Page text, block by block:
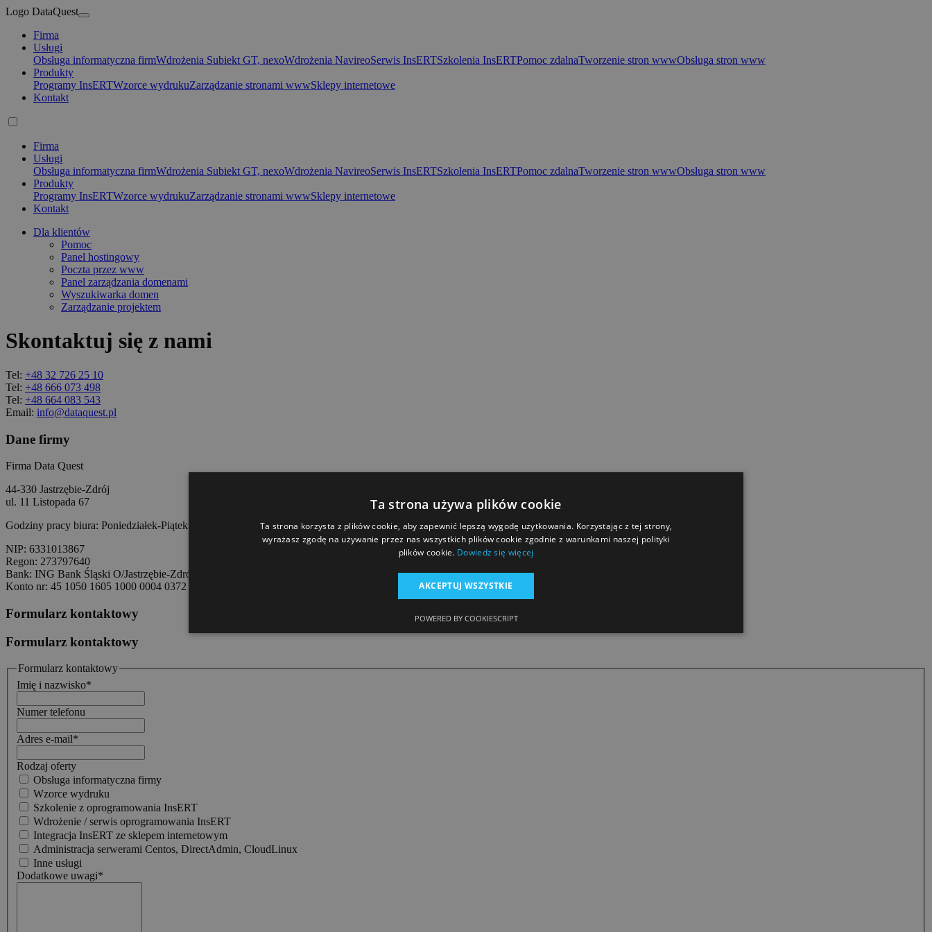
Logo DataQuest
Firma
Usługi
Obsługa informatyczna firmWdrożenia Subiekt GT, nexoWdrożenia NavireoSerwis InsERTSzkolenia InsERTPomoc zdalnaTworzenie stron wwwObsługa stron www
Produkty
Programy InsERTWzorce wydrukuZarządzanie stronami wwwSklepy internetowe
Kontakt
Firma
Usługi
Obsługa informatyczna firmWdrożenia Subiekt GT, nexoWdrożenia NavireoSerwis InsERTSzkolenia InsERTPomoc zdalnaTworzenie stron wwwObsługa stron www
Produkty
Programy InsERTWzorce wydrukuZarządzanie stronami wwwSklepy internetowe
Kontakt
Dla klientów
Pomoc
Panel hostingowy
Poczta przez www
Panel zarządzania domenami
Wyszukiwarka domen
Zarządzanie projektem
Skontaktuj się z nami
Tel: +48 32 726 25 10
Tel: +48 666 073 498
Tel: +48 664 083 543
Email: info@dataquest.pl
Dane firmy
Firma Data Quest
44-330 Jastrzębie-Zdrój
ul. 11 Listopada 67
Godziny pracy biura: Poniedziałek-Piątek - 8.00 - 16:00
NIP: 6331013867
Regon: 273797640
Bank: ING Bank Śląski O/Jastrzębie-Zdrój
Konto nr: 45 1050 1605 1000 0004 0372 2424
Formularz kontaktowy
Formularz kontaktowy
Formularz kontaktowy
Imię i nazwisko*
Numer telefonu
Adres e-mail*
Rodzaj oferty
Obsługa informatyczna firmy
Wzorce wydruku
Szkolenie z oprogramowania InsERT
Wdrożenie / serwis oprogramowania InsERT
Integracja InsERT ze sklepem internetowym
Administracja serwerami Centos, DirectAdmin, CloudLinux
Inne usługi
Dodatkowe uwagi*
Ta strona używa plików cookie
Ta strona korzysta z plików cookie, aby zapewnić lepszą wygodę użytkowania. Korzystając z tej strony,
wyrażasz zgodę na używanie przez nas wszystkich plików cookie zgodnie z warunkami naszej polityki
plików cookie. Dowiedz się więcej
AKCEPTUJ WSZYSTKIE
POWERED BY COOKIESCRIPT